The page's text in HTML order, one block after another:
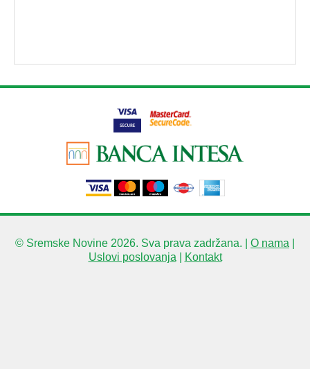
© Sremske Novine 2026. Sva prava zadržana. | O nama
Uslovi poslovanja
Kontakt